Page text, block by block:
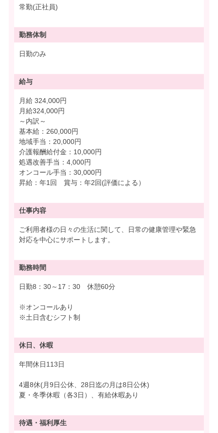
常勤(正社員)
勤務体制
日勤のみ
給与
月給 324,000円
月給324,000円
～内訳～
基本給：260,000円
地域手当：20,000円
介護報酬給付金：10,000円
処遇改善手当：4,000円
オンコール手当：30,000円
昇給：年1回 賞与：年2回(評価による）
仕事内容
ご利用者様の日々の生活に関して、日常の健康管理や緊急
対応を中心にサポートします。
勤務時間
日勤8：30～17：30 休憩60分
※オンコールあり
※土日含むシフト制
休日、休暇
年間休日113日
4週8休(月9日公休、28日迄の月は8日公休)
夏・冬季休暇（各3日）、有給休暇あり
待遇・ 福利厚生